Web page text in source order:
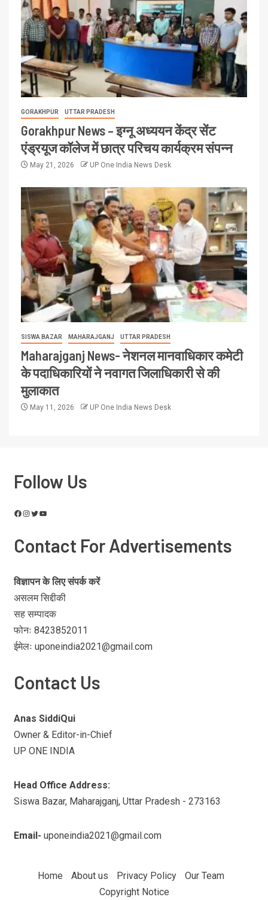
GORAKHPUR UTTAR PRADESH
Gorakhpur News – इग्नू अध्ययन केंद्र सेंट
एंड्रयूज कॉलेज में छात्र परिचय कार्यक्रम संपन्न
May 21, 2026 UP One India News Desk
SISWA BAZAR MAHARAJGANJ UTTAR PRADESH
Maharajganj News- नेशनल मानवाधिकार कमेटी
के पदाधिकारियों ने नवागत जिलाधिकारी से की
मुलाकात
May 11, 2026 UP One India News Desk
Follow Us
Contact For Advertisements
विज्ञापन के लिए संपर्क करें
असलम सिद्दीकी
सह सम्पादक
फोनः 8423852011
ईमेलः uponeindia2021@gmail.com
Contact Us
Anas SiddiQui
Owner & Editor-in-Chief
UP ONE INDIA
Head Office Address:
Siswa Bazar, Maharajganj, Uttar Pradesh - 273163
Email- uponeindia2021@gmail.com
Home About us Privacy Policy
Our Team
Copyright Notice